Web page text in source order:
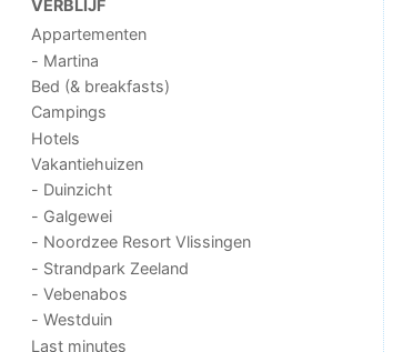
VERBLIJF
Appartementen
- Martina
Bed (& breakfasts)
Campings
Hotels
Vakantiehuizen
- Duinzicht
- Galgewei
- Noordzee Resort Vlissingen
- Strandpark Zeeland
- Vebenabos
- Westduin
Last minutes